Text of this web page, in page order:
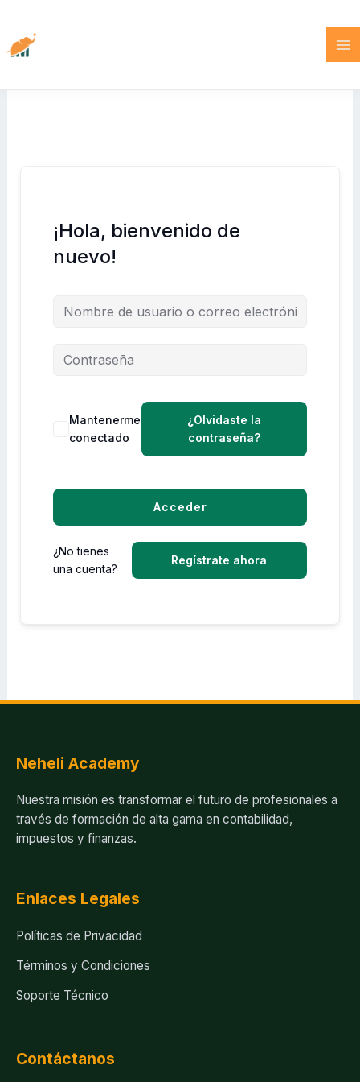
contenido
¡Hola, bienvenido de
nuevo!
Mantenerme
conectado
¿Olvidaste la
contraseña?
Acceder
¿No tienes
una cuenta?
Regístrate ahora
Neheli Academy
Nuestra misión es transformar el futuro de profesionales a
través de formación de alta gama en contabilidad,
impuestos y finanzas.
Enlaces Legales
Políticas de Privacidad
Términos y Condiciones
Soporte Técnico
Contáctanos